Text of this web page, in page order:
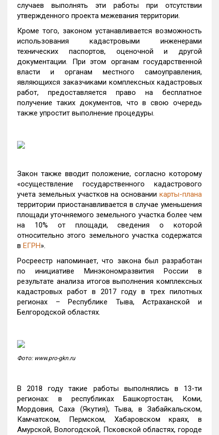
случаев выполнять эти работы при отсутствии
утвержденного проекта межевания территории.
Кроме того, законом устанавливается возможность
использования кадастровыми инженерами
технических паспортов, оценочной и другой
документации. При этом органам государственной
власти и органам местного самоуправления,
являющихся заказчиками комплексных кадастровых
работ, предоставляется право на бесплатное
получение таких документов, что в свою очередь
также упростит выполнение процедуры.
Закон также вводит положение, согласно которому
«осуществление государственного кадастрового
учета земельных участков на основании карты-плана
территории приостанавливается в случае уменьшения
площади уточняемого земельного участка более чем
на 10% от площади, сведения о которой
относительно этого земельного участка содержатся
в ЕГРН».
Росреестр напоминает, что закона был разработан
по инициативе Минэкономразвития России в
результате анализа итогов выполнения комплексных
кадастровых работ в 2017 году в трех пилотных
регионах – Республике Тыва, Астраханской и
Белгородской областях.
Фото: www.pro-gkn.ru
В 2018 году такие работы выполнялись в 13-ти
регионах: в республиках Башкортостан, Коми,
Мордовия, Саха (Якутия), Тыва, в Забайкальском,
Камчатском, Пермском, Хабаровском краях, в
Амурской, Вологодской, Псковской областях, городе